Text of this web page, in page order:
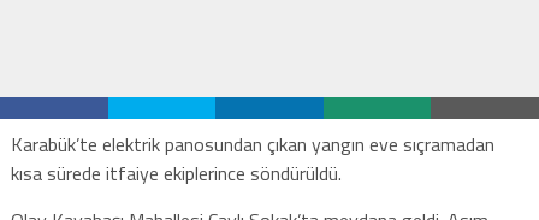
Karabük’te elektrik panosundan çıkan yangın eve sıçramadan
kısa sürede itfaiye ekiplerince söndürüldü.